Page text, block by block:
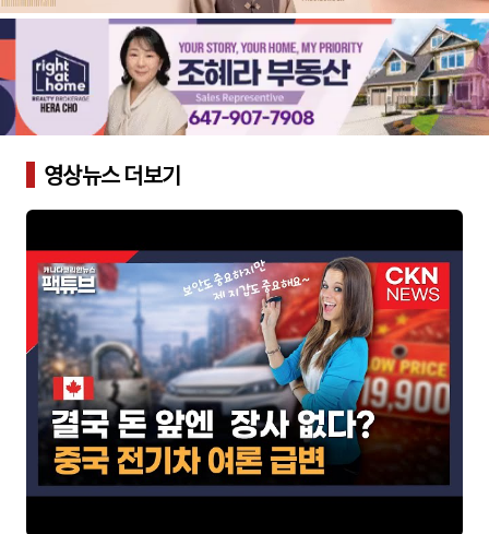
영상뉴스 더보기